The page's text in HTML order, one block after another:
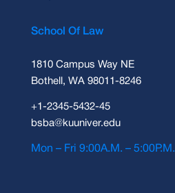
School Of Law
1810 Campus Way NE
Bothell, WA 98011-8246
+1-2345-5432-45
bsba@kuuniver.edu
Mon – Fri 9:00A.M. – 5:00P.M.